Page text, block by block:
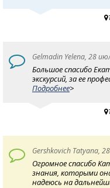
Gelmadin Yelena, 28
Большое спасибо
экскурсий, за ее
Подробнее>
Gershkovich Tatyana,
Огромное спасибо
знания, которыми
надеюсь на